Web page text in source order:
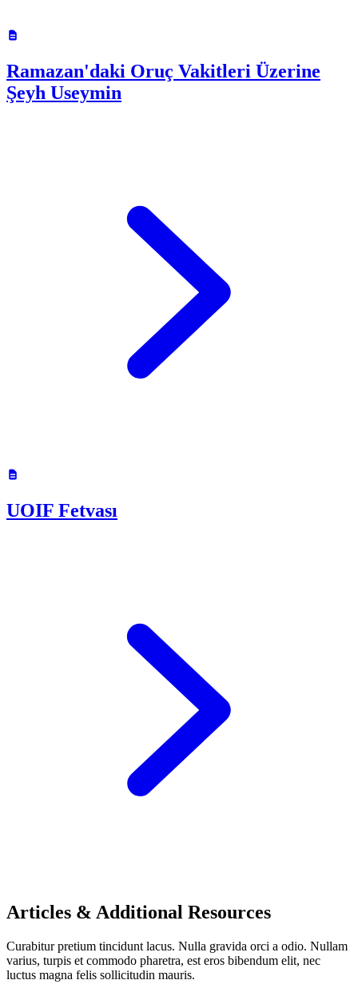
Ramazan'daki Oruç Vakitleri Üzerine
Şeyh Useymin
UOIF Fetvası
Articles & Additional Resources
Curabitur pretium tincidunt lacus. Nulla gravida orci a odio. Nullam
varius, turpis et commodo pharetra, est eros bibendum elit, nec
luctus magna felis sollicitudin mauris.